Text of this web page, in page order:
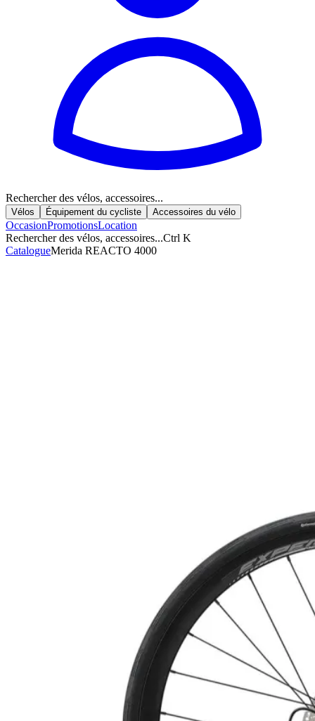
Rechercher des vélos, accessoires...
Vélos Équipement du cycliste Accessoires du vélo
OccasionPromotionsLocation
Rechercher des vélos, accessoires...Ctrl K
CatalogueMerida REACTO 4000